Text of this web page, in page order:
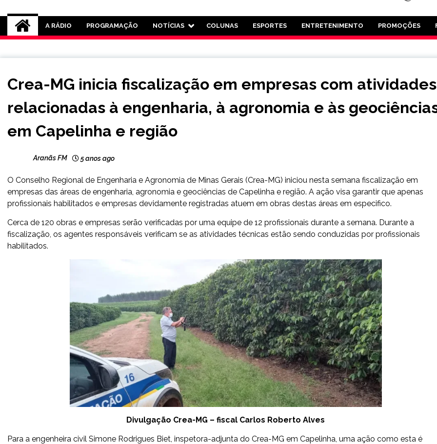
Rádio Aranãs 105.3
A RÁDIO PROGRAMAÇÃO NOTÍCIAS COLUNAS ESPORTES ENTRETENIMENTO PROMOÇÕES
MINAS
NOTÍCIAS
Crea-MG inicia fiscalização em empresas com atividades
relacionadas à engenharia, à agronomia e às
em Capelinha e região
Aranãs FM 5 anos ago
O Conselho Regional de Engenharia e Agronomia de Minas Gerais (Crea-MG) iniciou nesta semana fiscalização em
empresas das áreas de engenharia, agronomia e geociências de Capelinha e região. A ação visa garantir que apenas
profissionais habilitados e empresas devidamente registradas atuem em obras destas áreas em especifico.
Cerca de 120 obras e empresas serão verificadas por uma equipe de 12 profissionais durante a semana. Durante a
fiscalização, os agentes responsáveis verificam se as atividades técnicas estão sendo conduzidas por profissionais
habilitados.
Divulgação Crea-MG – fiscal Carlos Roberto Alves
Para a engenheira civil Simone Rodrigues Biet, inspetora-adjunta do Crea-MG em Capelinha, uma ação como esta é